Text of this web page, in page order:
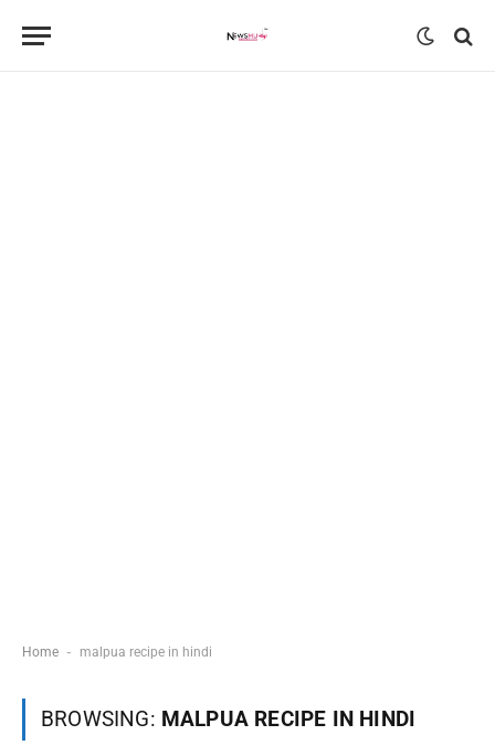
Home - malpua recipe in hindi
BROWSING: MALPUA RECIPE IN HINDI